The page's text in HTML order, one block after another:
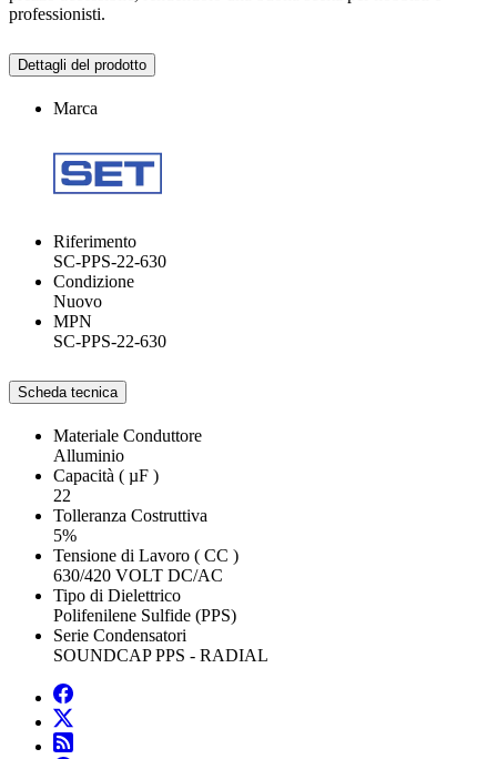
professionisti.
Dettagli del prodotto
Marca
Riferimento
SC-PPS-22-630
Condizione
Nuovo
MPN
SC-PPS-22-630
Scheda tecnica
Materiale Conduttore
Alluminio
Capacità ( µF )
22
Tolleranza Costruttiva
5%
Tensione di Lavoro ( CC )
630/420 VOLT DC/AC
Tipo di Dielettrico
Polifenilene Sulfide (PPS)
Serie Condensatori
SOUNDCAP PPS - RADIAL